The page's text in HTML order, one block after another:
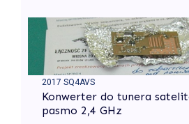
2017 SQ4AVS
Konwerter do tunera
pasmo 2,4 GHz